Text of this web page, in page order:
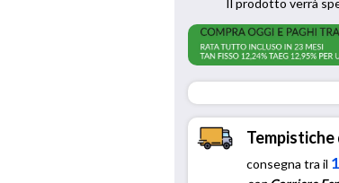
Il prodotto verrà
Tempistiche
consegna tra il